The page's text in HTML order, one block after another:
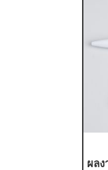
ผลง